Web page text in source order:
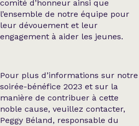
comité d’honneur ainsi que
l’ensemble de notre équipe pour
leur dévouement et leur
engagement à aider les jeunes.
Pour plus d’informations sur notre
soirée-bénéfice 2023 et sur la
manière de contribuer à cette
noble cause, veuillez contacter,
Peggy Béland, responsable du